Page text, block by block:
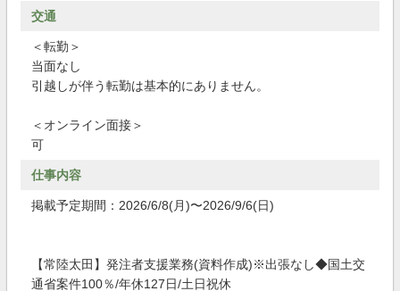
交通
＜転勤＞
当面なし
引越しが伴う転勤は基本的にありません。
＜オンライン面接＞
可
仕事内容
掲載予定期間：2026/6/8(月)〜2026/9/6(日)
【常陸太田】発注者支援業務(資料作成)※出張なし◆国土交
通省案件100％/年休127日/土日祝休